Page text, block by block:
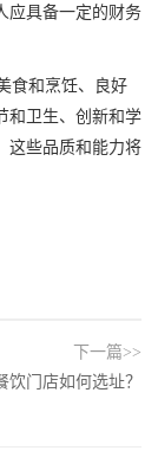
应具备一定的财务
食和烹饪、良好
和卫生、创新和学
这些品质和能力将
下一篇>>
饮门店如何选址？